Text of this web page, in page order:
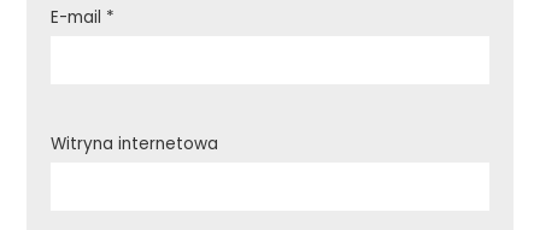
E-mail *
Witryna internetowa